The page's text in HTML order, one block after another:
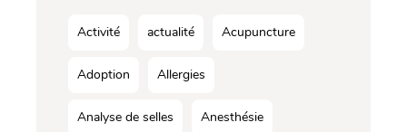
Activité actualité Acupuncture
Adoption Allergies
Analyse de selles Anesthésie